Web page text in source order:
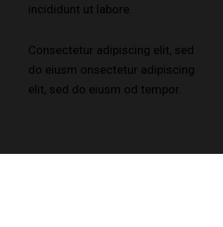
incididunt ut labore.
Consectetur adipiscing elit, sed
do eiusm onsectetur adipiscing
elit, sed do eiusm od tempor.